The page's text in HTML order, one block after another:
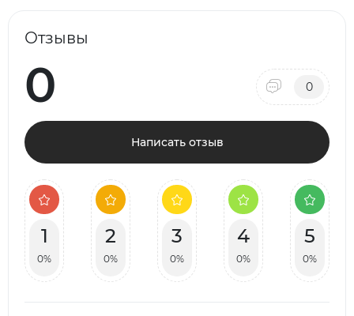
Отзывы
0 0
Написать отзыв
1
0%
2
0%
3
0%
4
0%
5
0%